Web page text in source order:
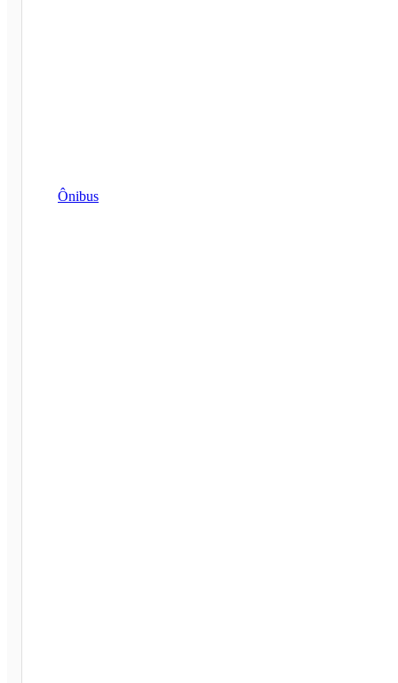
Ônibus